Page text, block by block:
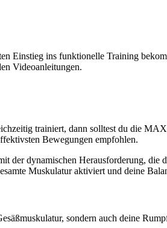
Einstieg ins funktionelle Training
Videoanleitungen.
trainiert, dann solltest du die
Bewegungen empfohlen.
der dynamischen Herausforderung,
Muskulatur aktiviert und deine
sondern auch deine